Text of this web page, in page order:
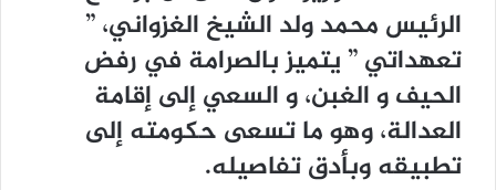
ﺍﻟﺮﺋﻴﺲ ﻣﺤﻤﺪ ﻭﻟﺪ ﺍﻟﺸﻴﺦ ﺍﻟﻐﺰﻭﺍﻧﻲ، ”
ﺗﻌﻬﺪﺍﺗﻲ ” ﻳﺘﻤﻴﺰ ﺑﺎﻟﺼﺮﺍﻣﺔ ﻓﻲ ﺭﻓﺾ
ﺍﻟﺤﻴﻒ ﻭ ﺍﻟﻐﺒﻦ، ﻭ ﺍﻟﺴﻌﻲ ﺇﻟﻰ ﺇﻗﺎﻣﺔ
ﺍﻟﻌﺪﺍﻟﺔ، ﻭﻫﻮ ﻣﺎ ﺗﺴﻌﻰ ﺣﻜﻮﻣﺘﻪ ﺇﻟﻰ
ﺗﻄﺒﻴﻘﻪ ﻭﺑﺄﺩﻕ ﺗﻔﺎﺻﻴﻠﻪ.